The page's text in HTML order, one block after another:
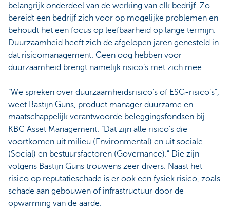
belangrijk onderdeel van de werking van elk bedrijf. Zo
bereidt een bedrijf zich voor op mogelijke problemen en
behoudt het een focus op leefbaarheid op lange termijn.
Duurzaamheid heeft zich de afgelopen jaren genesteld in
dat risicomanagement. Geen oog hebben voor
duurzaamheid brengt namelijk risico’s met zich mee.
“We spreken over duurzaamheidsrisico’s of ESG-risico’s”,
weet Bastijn Guns, product manager duurzame en
maatschappelijk verantwoorde beleggingsfondsen bij
KBC Asset Management. “Dat zijn alle risico’s die
voortkomen uit milieu (Environmental) en uit sociale
(Social) en bestuursfactoren (Governance).” Die zijn
volgens Bastijn Guns trouwens zeer divers. Naast het
risico op reputatieschade is er ook een fysiek risico, zoals
schade aan gebouwen of infrastructuur door de
opwarming van de aarde.